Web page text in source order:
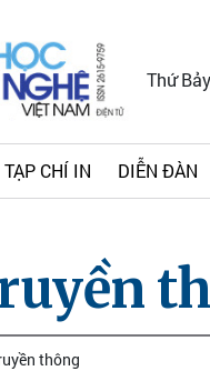
Thứ
TẠP CHÍ IN DIỄN ĐÀN
thông